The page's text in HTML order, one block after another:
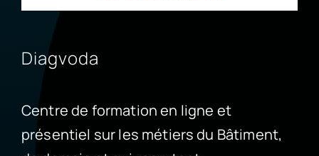
Diagvoda
Centre de formation en ligne et
présentiel sur les métiers du Bâtiment,